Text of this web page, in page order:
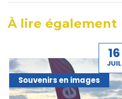
À lire également
16
JUIL
Souvenirs en images